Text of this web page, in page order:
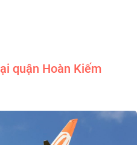
quận Hoàn Kiếm